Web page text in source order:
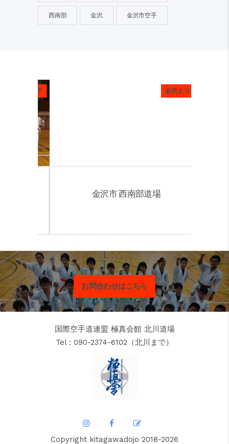
西南部 金沢 金沢市空手
金沢エリア
金沢市 西南部道場
お問合わせはこちら
国際空手道連盟 極真会館 北川道場
Tel : 090-2374-6102（北川まで）
Copyright kitagawadojo 2018-2026